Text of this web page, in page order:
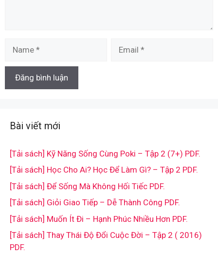
Bài viết mới
[Tải sách] Kỹ Năng Sống Cùng Poki – Tập 2 (7+) PDF.
[Tải sách] Học Cho Ai? Học Để Làm Gì? – Tập 2 PDF.
[Tải sách] Để Sống Mà Không Hối Tiếc PDF.
[Tải sách] Giỏi Giao Tiếp – Dễ Thành Công PDF.
[Tải sách] Muốn Ít Đi – Hạnh Phúc Nhiều Hơn PDF.
[Tải sách] Thay Thái Độ Đổi Cuộc Đời – Tập 2 ( 2016)
PDF.